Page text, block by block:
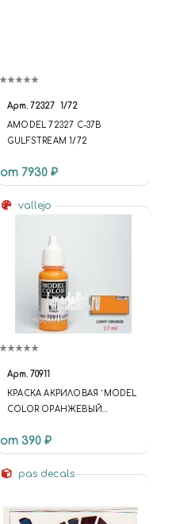
Арт. 72327 1/72
AMODEL 72327 C-37B
GULFSTREAM 1/72
от 7930 ₽
vallejo
Арт. 70911
КРАСКА АКРИЛОВАЯ `MODEL
COLOR ОРАНЖЕВЫЙ
от 390 ₽
pas decals